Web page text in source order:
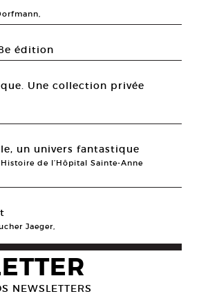
édition
Une collection privée
un univers fantastique
de l’Hôpital Sainte-Anne
Jaeger,
NEWSLETTERS